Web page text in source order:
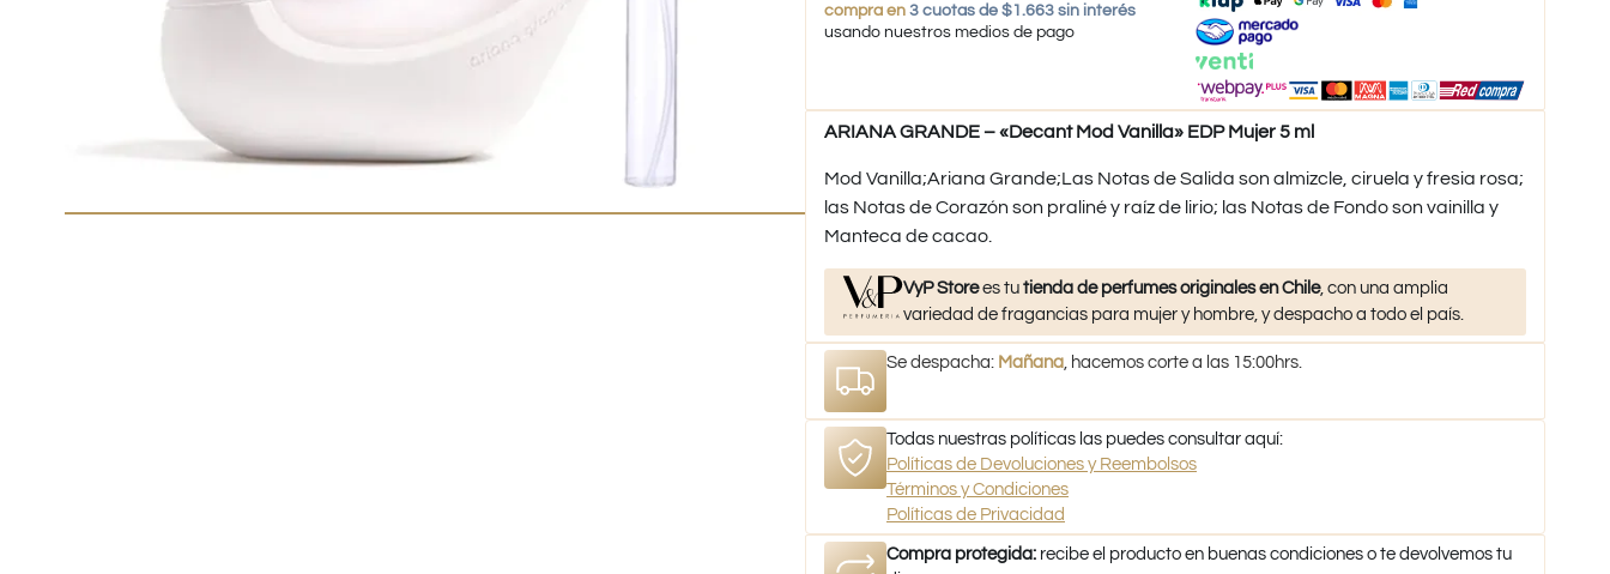
compra en 3 cuotas de $1.663 sin interés
usando nuestros medios de pago
ARIANA GRANDE – «Decant Mod Vanilla» EDP Mujer 5 ml
Mod Vanilla;Ariana Grande;Las Notas de Salida son almizcle, ciruela y fresia rosa;
las Notas de Corazón son praliné y raíz de lirio; las Notas de Fondo son vainilla y
Manteca de cacao.
VyP Storees tutienda de perfumes originales en Chile, con una amplia
variedad de fragancias para mujer y hombre, y despacho a todo el país.
Se despacha: Mañana , hacemos corte a las 15:00hrs.
Todas nuestras políticas las puedes consultar aquí:
Políticas de Devoluciones y Reembolsos
Términos y Condiciones
Políticas de Privacidad
Compra protegida: recibe el producto en buenas condiciones o te devolvemos tu